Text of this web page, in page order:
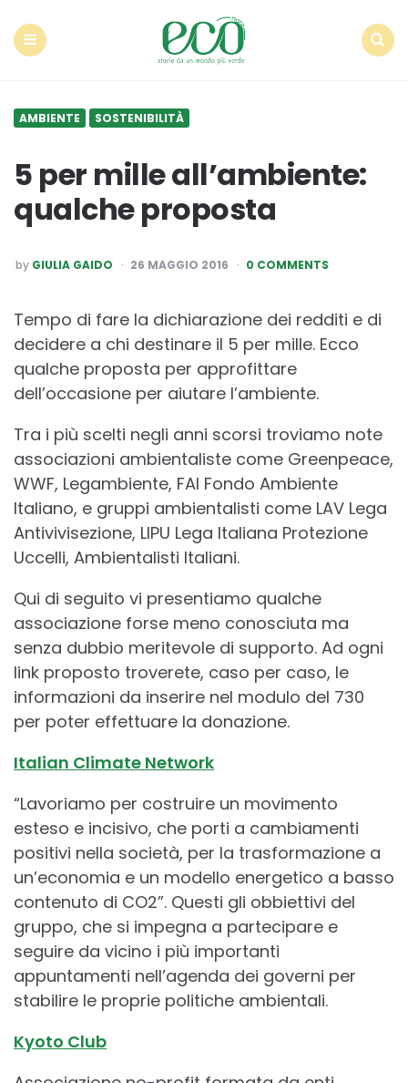
AMBIENTE SOSTENIBILITÀ
5 per mille all’ambiente:
qualche proposta
POSTED
BY
by GIULIA GAIDO 26 MAGGIO 2016 0 COMMENTS
Tempo di fare la dichiarazione dei redditi e di
decidere a chi destinare il 5 per mille. Ecco
qualche proposta per approfittare
dell’occasione per aiutare l’ambiente.
Tra i più scelti negli anni scorsi troviamo note
associazioni ambientaliste come Greenpeace,
WWF, Legambiente, FAI Fondo Ambiente
Italiano, e gruppi ambientalisti come LAV Lega
Antivivisezione, LIPU Lega Italiana Protezione
Uccelli, Ambientalisti Italiani.
Qui di seguito vi presentiamo qualche
associazione forse meno conosciuta ma
senza dubbio meritevole di supporto. Ad ogni
link proposto troverete, caso per caso, le
informazioni da inserire nel modulo del 730
per poter effettuare la donazione.
Italian Climate Network
“Lavoriamo per costruire un movimento
esteso e incisivo, che porti a cambiamenti
positivi nella società, per la trasformazione a
un’economia e un modello energetico a basso
contenuto di CO2”. Questi gli obbiettivi del
gruppo, che si impegna a partecipare e
seguire da vicino i più importanti
appuntamenti nell’agenda dei governi per
stabilire le proprie politiche ambientali.
Kyoto Club